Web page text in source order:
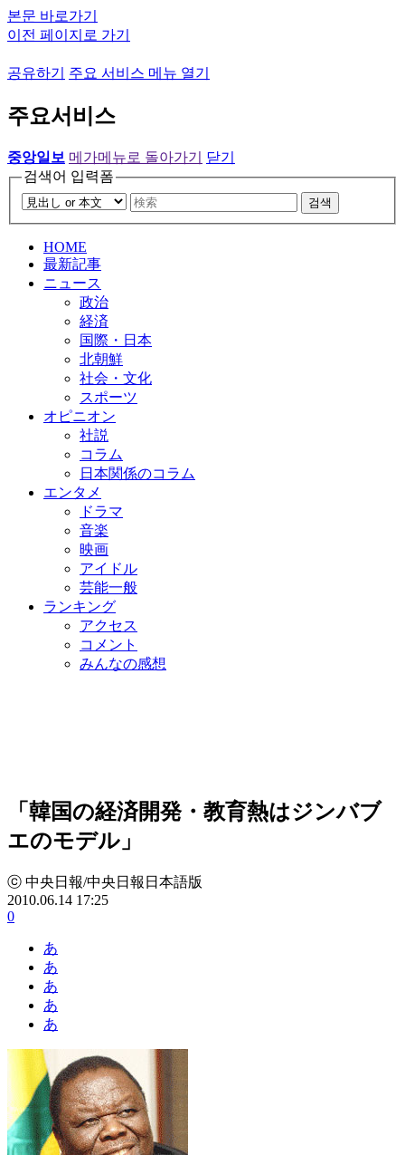
본문 바로가기
이전 페이지로 가기
공유하기 주요 서비스 메뉴 열기
주요서비스
중앙일보 메가메뉴로 돌아가기
닫기
검색어 입력폼
검색
HOME
最新記事
ニュース
政治
経済
国際・日本
北朝鮮
社会・文化
スポーツ
オピニオン
社説
コラム
日本関係のコラム
エンタメ
ドラマ
音楽
映画
アイドル
芸能一般
ランキング
アクセス
コメント
みんなの感想
「韓国の経済開発・教育熱はジンバブ
エのモデル」
ⓒ 中央日報/中央日報日本語版
2010.06.14 17:25
0
あ
あ
あ
あ
あ